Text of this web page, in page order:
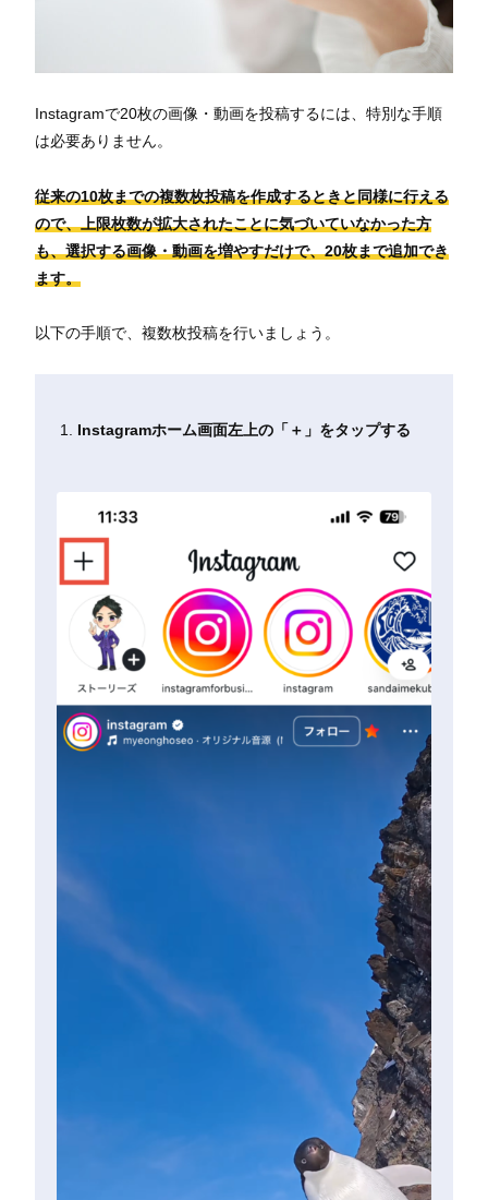
Instagramで20枚の画像・動画を投稿するには、特別な手順
は必要ありません。
従来の10枚までの複数枚投稿を作成するときと同様に行える
ので、上限枚数が拡大されたことに気づいていなかった方
も、選択する画像・動画を増やすだけで、20枚まで追加でき
ます。
以下の手順で、複数枚投稿を行いましょう。
Instagramホーム画面左上の「＋」をタップする